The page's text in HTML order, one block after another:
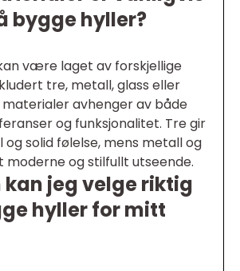
bygge hyller?
være laget av forskjellige
tre, metall, glass eller
materialer avhenger av både
og funksjonalitet. Tre gir
og solid følelse, mens metall og
moderne og stilfullt utseende.
kan jeg velge riktig
hyller for mitt